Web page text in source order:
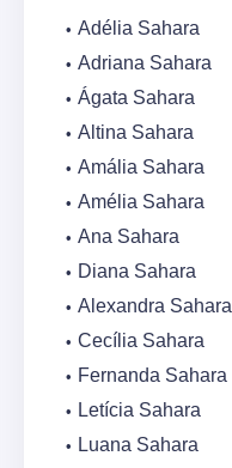
Adélia Sahara
Adriana Sahara
Ágata Sahara
Altina Sahara
Amália Sahara
Amélia Sahara
Ana Sahara
Diana Sahara
Alexandra Sahara
Cecília Sahara
Fernanda Sahara
Letícia Sahara
Luana Sahara